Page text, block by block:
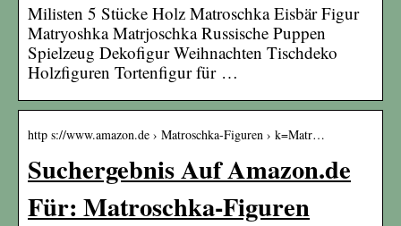
Milisten 5 Stücke Holz Matroschka Eisbär Figur
Matryoshka Matrjoschka Russische Puppen
Spielzeug Dekofigur Weihnachten Tischdeko
Holzfiguren Tortenfigur für …
http s://www.amazon.de › Matroschka-Figuren › k=Matr…
Suchergebnis Auf Amazon.de
Für: Matroschka-Figuren